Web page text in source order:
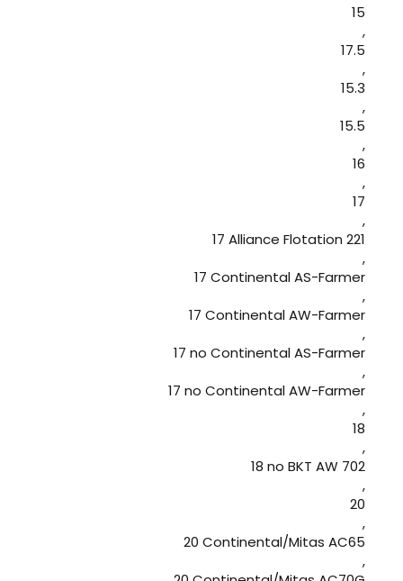
15
,
17.5
,
15.3
,
15.5
,
16
,
17
,
17 Alliance Flotation 221
,
17 Continental AS-Farmer
,
17 Continental AW-Farmer
,
17 no Continental AS-Farmer
,
17 no Continental AW-Farmer
,
18
,
18 no BKT AW 702
,
20
,
20 Continental/Mitas AC65
,